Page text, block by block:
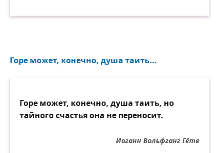
Горе может, конечно, душа таить...
Горе может, конечно, душа таить, но
тайного счастья она не переносит.
Иоганн Вольфганг Гёте